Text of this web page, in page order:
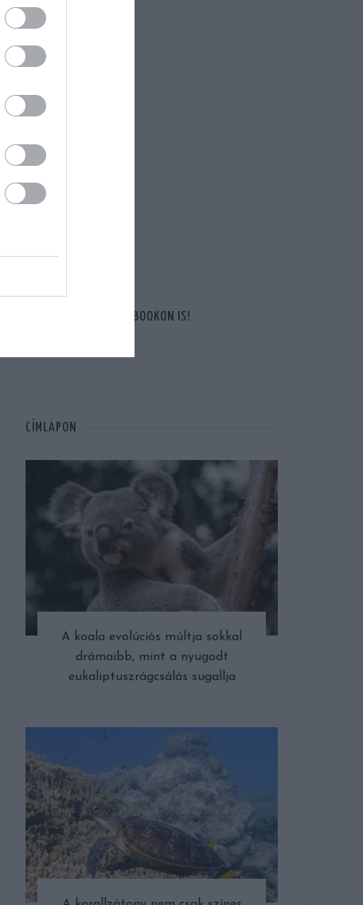
OTT VAGYUNK A FACEBOOKON IS!
CÍMLAPON
A koala evolúciós múltja sokkal
drámaibb, mint a nyugodt
eukaliptuszrágcsálás sugallja